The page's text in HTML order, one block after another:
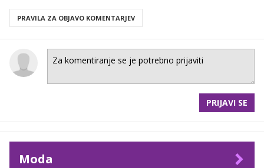
PRAVILA ZA OBJAVO KOMENTARJEV
PRIJAVI SE
Moda